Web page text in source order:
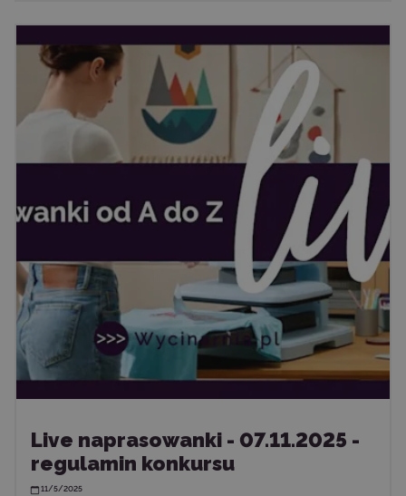
Live naprasowanki - 07.11.2025 -
regulamin konkursu
11/5/2025